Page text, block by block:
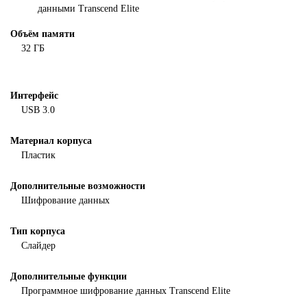
данными Transcend Elite
Объём памяти
32 ГБ
Интерфейс
USB 3.0
Материал корпуса
Пластик
Дополнительные возможности
Шифрование данных
Тип корпуса
Слайдер
Дополнительные функции
Программное шифрование данных Transcend Elite